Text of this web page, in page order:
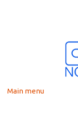
Main menu